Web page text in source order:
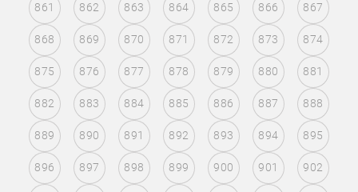
861 862 863 864 865 866 867
868 869 870 871 872 873 874
875 876 877 878 879 880 881
882 883 884 885 886 887 888
889 890 891 892 893 894 895
896 897 898 899 900 901 902